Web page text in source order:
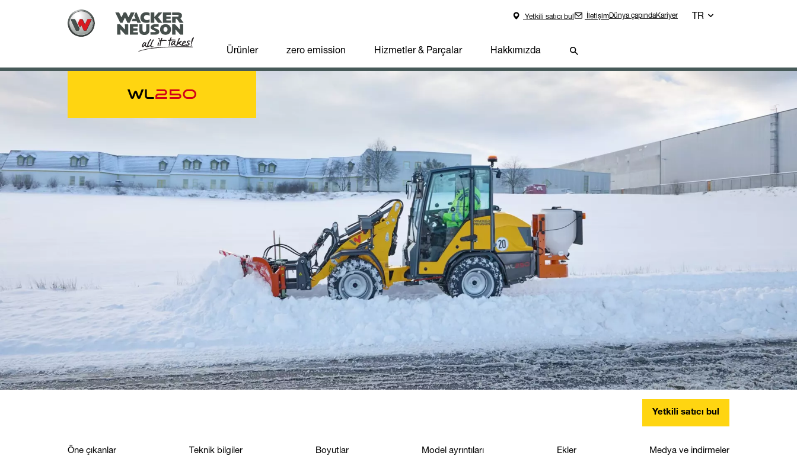
Yetkili satıcı bul İletişimDünya çapındaKariyer TR
Ürünler zero emission Hizmetler & Parçalar Hakkımızda
WL250
Yetkili satıcı bul
Öne çıkanlar Teknik bilgiler Boyutlar Model ayrıntıları Ekler Medya ve indirmeler